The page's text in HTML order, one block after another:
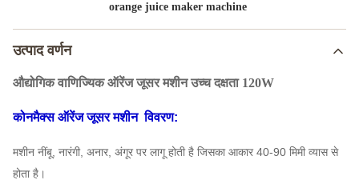
orange juice maker machine
उत्पाद वर्णन
औद्योगिक वाणिज्यिक ऑरेंज जूसर मशीन उच्च दक्षता 120W
कोनमैक्स ऑरेंज जूसर मशीन विवरण:
मशीन नींबू, नारंगी, अनार, अंगूर पर लागू होती है जिसका आकार 40-90 मिमी व्यास से
होता है।